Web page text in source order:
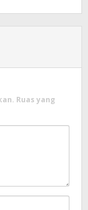
Ruas yang